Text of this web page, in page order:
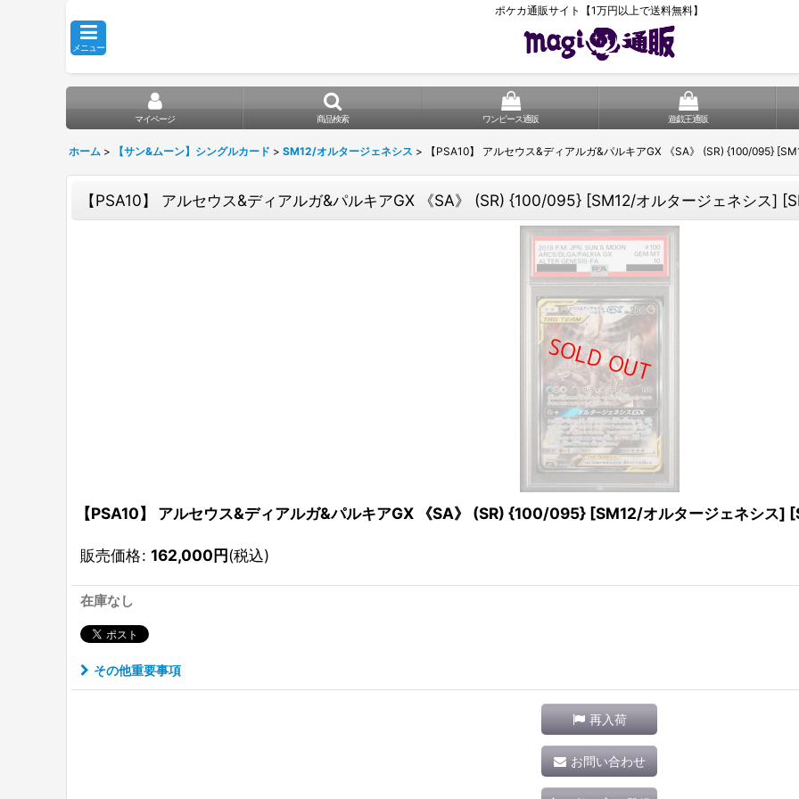
ポケカ通販サイト【1万円以上で送料無料】
メニュー
マイページ 商品検索 ワンピース通販 遊戯王通販
ホーム > 【サン&ムーン】シングルカード > SM12/オルタージェネシス > 【PSA10】 アルセウス&ディアルガ&パルキアGX 《SA》 (SR) {100/095}
【PSA10】 アルセウス&ディアルガ&パルキアGX 《SA》 (SR) {100/095} [SM12/オルタージェネシス]
【PSA10】 アルセウス&ディアルガ&パルキアGX 《SA》 (SR) {100/095} [SM12/オルタージェネシス]
販売価格: 162,000円(税込)
在庫なし
その他重要事項
再入荷
お問い合わせ